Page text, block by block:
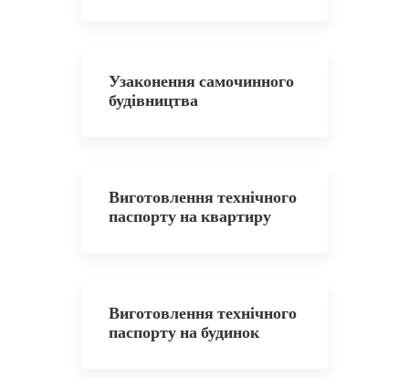
Узаконення самочинного
будівництва
Виготовлення технічного
паспорту на квартиру
Виготовлення технічного
паспорту на будинок